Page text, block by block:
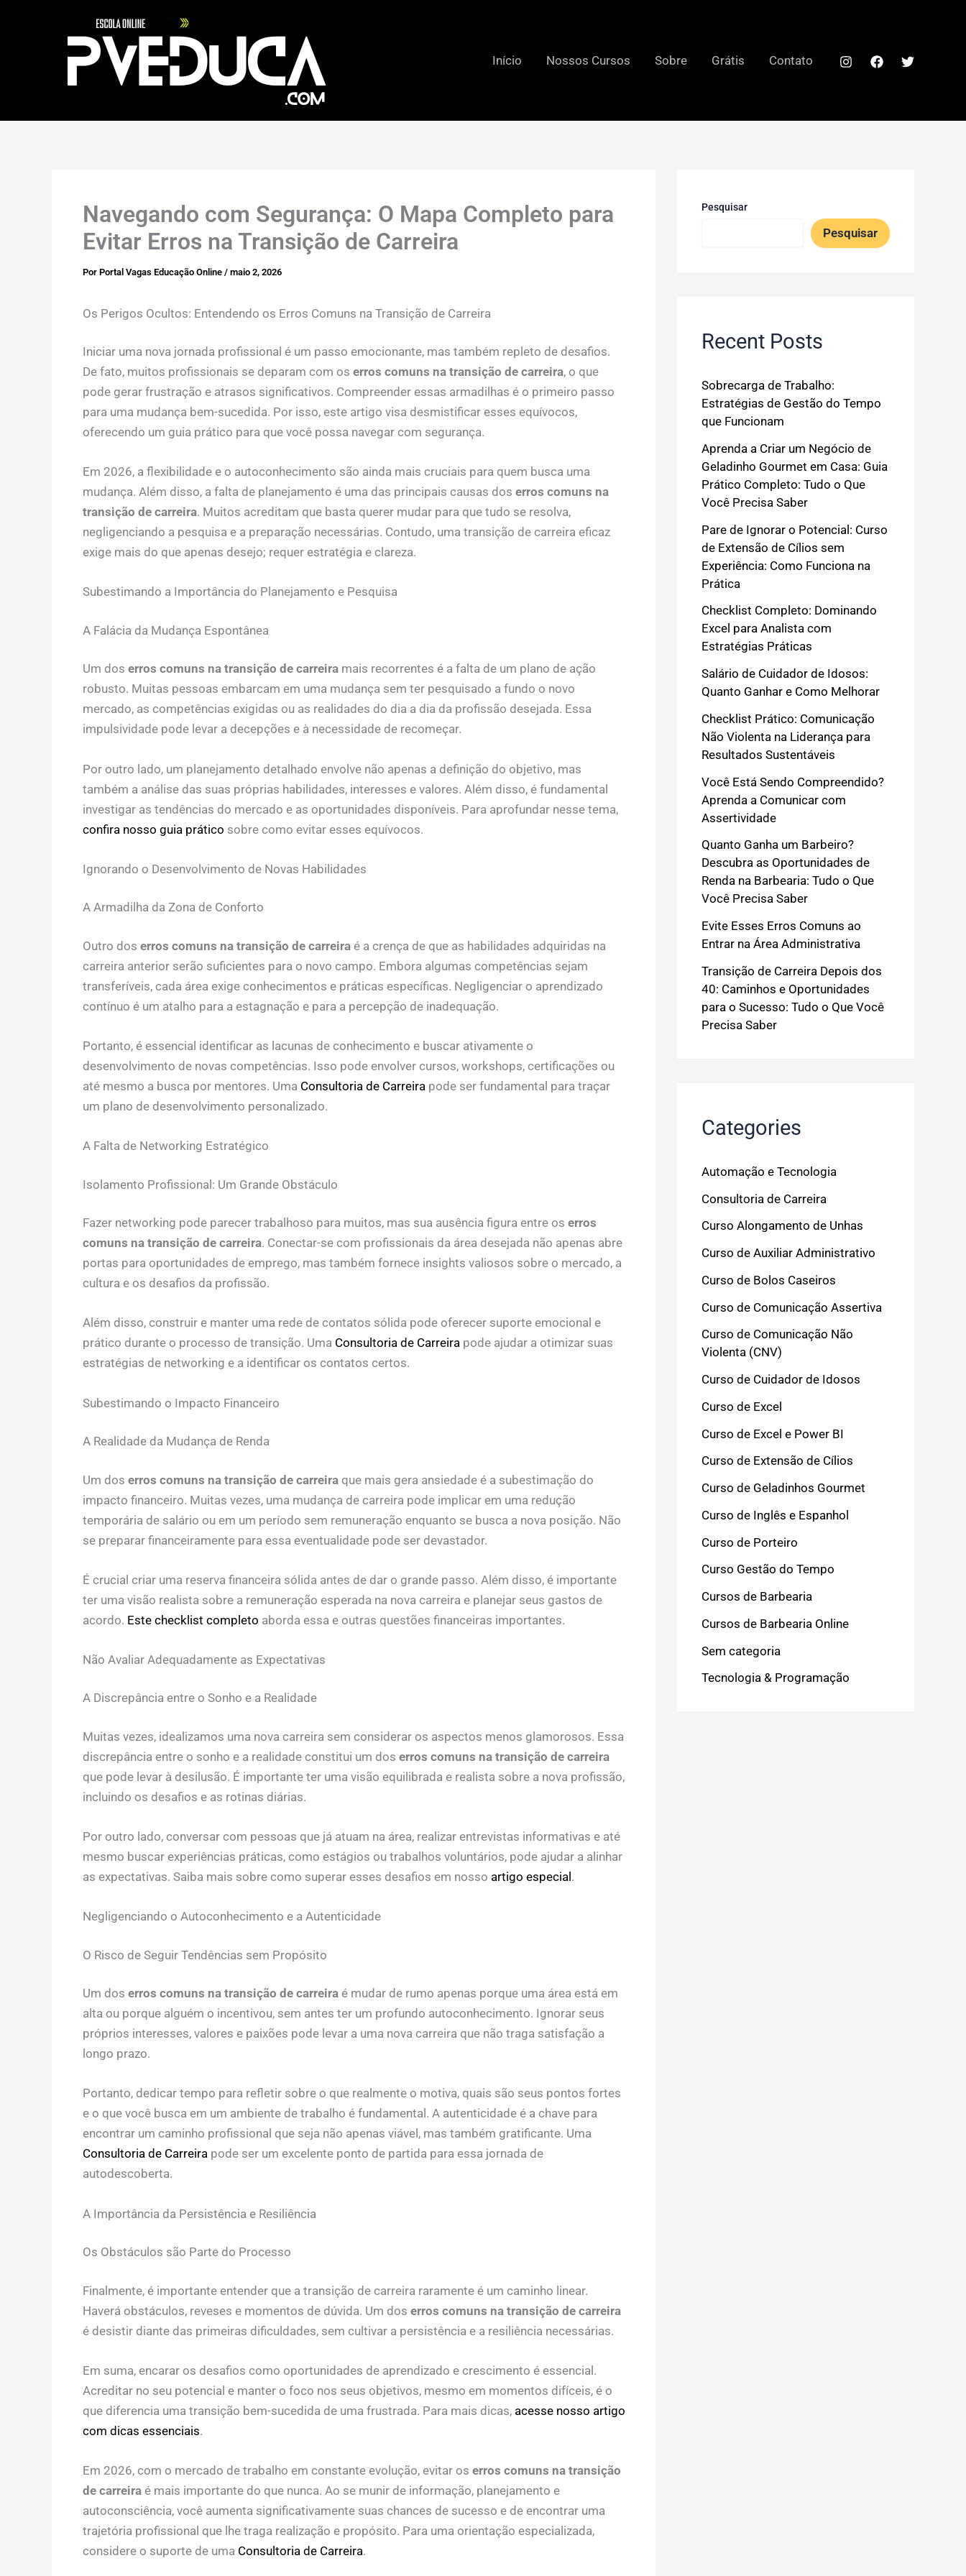
Início Nossos Cursos Sobre Grátis Contato
Navegando com Segurança: O Mapa Completo para
Evitar Erros na Transição de Carreira
Por Portal Vagas Educação Online / maio 2, 2026
Os Perigos Ocultos: Entendendo os Erros Comuns na Transição de Carreira
Iniciar uma nova jornada profissional é um passo emocionante, mas também repleto de desafios.
De fato, muitos profissionais se deparam com os erros comuns na transição de carreira, o que
pode gerar frustração e atrasos significativos. Compreender essas armadilhas é o primeiro passo
para uma mudança bem-sucedida. Por isso, este artigo visa desmistificar esses equívocos,
oferecendo um guia prático para que você possa navegar com segurança.
Em 2026, a flexibilidade e o autoconhecimento são ainda mais cruciais para quem busca uma
mudança. Além disso, a falta de planejamento é uma das principais causas dos erros comuns na
transição de carreira. Muitos acreditam que basta querer mudar para que tudo se resolva,
negligenciando a pesquisa e a preparação necessárias. Contudo, uma transição de carreira eficaz
exige mais do que apenas desejo; requer estratégia e clareza.
Subestimando a Importância do Planejamento e Pesquisa
A Falácia da Mudança Espontânea
Um dos erros comuns na transição de carreiramais recorrentes é a falta de um plano de ação
robusto. Muitas pessoas embarcam em uma mudança sem ter pesquisado a fundo o novo
mercado, as competências exigidas ou as realidades do dia a dia da profissão desejada. Essa
impulsividade pode levar a decepções e à necessidade de recomeçar.
Por outro lado, um planejamento detalhado envolve não apenas a definição do objetivo, mas
também a análise das suas próprias habilidades, interesses e valores. Além disso, é fundamental
investigar as tendências do mercado e as oportunidades disponíveis. Para aprofundar nesse tema,
confira nosso guia prático sobre como evitar esses equívocos.
Ignorando o Desenvolvimento de Novas Habilidades
A Armadilha da Zona de Conforto
Outro dos erros comuns na transição de carreiraé a crença de que as habilidades adquiridas na
carreira anterior serão suficientes para o novo campo. Embora algumas competências sejam
transferíveis, cada área exige conhecimentos e práticas específicas. Negligenciar o aprendizado
contínuo é um atalho para a estagnação e para a percepção de inadequação.
Portanto, é essencial identificar as lacunas de conhecimento e buscar ativamente o
desenvolvimento de novas competências. Isso pode envolver cursos, workshops, certificações ou
até mesmo a busca por mentores. Uma Consultoria de Carreira pode ser fundamental para traçar
um plano de desenvolvimento personalizado.
A Falta de Networking Estratégico
Isolamento Profissional: Um Grande Obstáculo
Fazer networking pode parecer trabalhoso para muitos, mas sua ausência figura entre os erros
comuns na transição de carreira. Conectar-se com profissionais da área desejada não apenas abre
portas para oportunidades de emprego, mas também fornece insights valiosos sobre o mercado, a
cultura e os desafios da profissão.
Além disso, construir e manter uma rede de contatos sólida pode oferecer suporte emocional e
prático durante o processo de transição. Uma Consultoria de Carreirapode ajudar a otimizar suas
estratégias de networking e a identificar os contatos certos.
Subestimando o Impacto Financeiro
A Realidade da Mudança de Renda
Um dos erros comuns na transição de carreiraque mais gera ansiedade é a subestimação do
impacto financeiro. Muitas vezes, uma mudança de carreira pode implicar em uma redução
temporária de salário ou em um período sem remuneração enquanto se busca a nova posição. Não
se preparar financeiramente para essa eventualidade pode ser devastador.
É crucial criar uma reserva financeira sólida antes de dar o grande passo. Além disso, é importante
ter uma visão realista sobre a remuneração esperada na nova carreira e planejar seus gastos de
acordo. Este checklist completo aborda essa e outras questões financeiras importantes.
Não Avaliar Adequadamente as Expectativas
A Discrepância entre o Sonho e a Realidade
Muitas vezes, idealizamos uma nova carreira sem considerar os aspectos menos glamorosos. Essa
discrepância entre o sonho e a realidade constitui um dos erros comuns na transição de carreira
que pode levar à desilusão. É importante ter uma visão equilibrada e realista sobre a nova profissão,
incluindo os desafios e as rotinas diárias.
Por outro lado, conversar com pessoas que já atuam na área, realizar entrevistas informativas e até
mesmo buscar experiências práticas, como estágios ou trabalhos voluntários, pode ajudar a alinhar
as expectativas. Saiba mais sobre como superar esses desafios em nosso artigo especial .
Negligenciando o Autoconhecimento e a Autenticidade
O Risco de Seguir Tendências sem Propósito
Um dos erros comuns na transição de carreiraé mudar de rumo apenas porque uma área está em
alta ou porque alguém o incentivou, sem antes ter um profundo autoconhecimento. Ignorar seus
próprios interesses, valores e paixões pode levar a uma nova carreira que não traga satisfação a
longo prazo.
Portanto, dedicar tempo para refletir sobre o que realmente o motiva, quais são seus pontos fortes
e o que você busca em um ambiente de trabalho é fundamental. A autenticidade é a chave para
encontrar um caminho profissional que seja não apenas viável, mas também gratificante. Uma
Consultoria de Carreirapode ser um excelente ponto de partida para essa jornada de
autodescoberta.
A Importância da Persistência e Resiliência
Os Obstáculos são Parte do Processo
Finalmente, é importante entender que a transição de carreira raramente é um caminho linear.
Haverá obstáculos, reveses e momentos de dúvida. Um dos erros comuns na transição de carreira
é desistir diante das primeiras dificuldades, sem cultivar a persistência e a resiliência necessárias.
Em suma, encarar os desafios como oportunidades de aprendizado e crescimento é essencial.
Acreditar no seu potencial e manter o foco nos seus objetivos, mesmo em momentos difíceis, é o
que diferencia uma transição bem-sucedida de uma frustrada. Para mais dicas, acesse nosso artigo
com dicas essenciais.
Em 2026, com o mercado de trabalho em constante evolução, evitar os erros comuns na transição
de carreiraé mais importante do que nunca. Ao se munir de informação, planejamento e
autoconsciência, você aumenta significativamente suas chances de sucesso e de encontrar uma
trajetória profissional que lhe traga realização e propósito. Para uma orientação especializada,
considere o suporte de uma Consultoria de Carreira.
Pesquisar
Pesquisar
Recent Posts
Sobrecarga de Trabalho:
Estratégias de Gestão do Tempo
que Funcionam
Aprenda a Criar um Negócio de
Geladinho Gourmet em Casa: Guia
Prático Completo: Tudo o Que
Você Precisa Saber
Pare de Ignorar o Potencial: Curso
de Extensão de Cílios sem
Experiência: Como Funciona na
Prática
Checklist Completo: Dominando
Excel para Analista com
Estratégias Práticas
Salário de Cuidador de Idosos:
Quanto Ganhar e Como Melhorar
Checklist Prático: Comunicação
Não Violenta na Liderança para
Resultados Sustentáveis
Você Está Sendo Compreendido?
Aprenda a Comunicar com
Assertividade
Quanto Ganha um Barbeiro?
Descubra as Oportunidades de
Renda na Barbearia: Tudo o Que
Você Precisa Saber
Evite Esses Erros Comuns ao
Entrar na Área Administrativa
Transição de Carreira Depois dos
40: Caminhos e Oportunidades
para o Sucesso: Tudo o Que Você
Precisa Saber
Categories
Automação e Tecnologia
Consultoria de Carreira
Curso Alongamento de Unhas
Curso de Auxiliar Administrativo
Curso de Bolos Caseiros
Curso de Comunicação Assertiva
Curso de Comunicação Não
Violenta (CNV)
Curso de Cuidador de Idosos
Curso de Excel
Curso de Excel e Power BI
Curso de Extensão de Cílios
Curso de Geladinhos Gourmet
Curso de Inglês e Espanhol
Curso de Porteiro
Curso Gestão do Tempo
Cursos de Barbearia
Cursos de Barbearia Online
Sem categoria
Tecnologia & Programação